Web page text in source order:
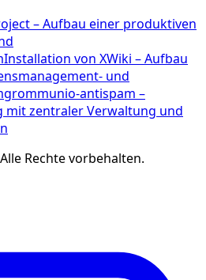
– Aufbau einer produktiven
Installation von XWiki – Aufbau
und
grommunio-antispam –
mit zentraler Verwaltung und
Alle Rechte vorbehalten.